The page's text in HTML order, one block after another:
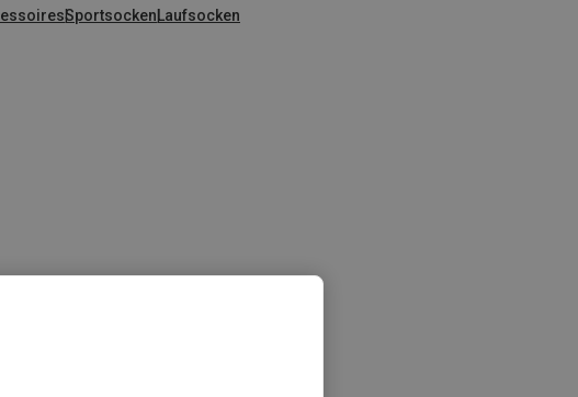
SportsockenLaufsocken